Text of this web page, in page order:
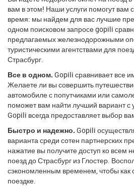
вам в этом! Наши услуги помогут вам
время: мы найдем для вас лучшие
одном поисковом запросе gopili
предлагаемых железнодорожными
туристическими агентствами для
Страсбург.
Все в одном. Gopili сравнивает все
Желаете ли вы совершить
автомобиле с попутчиками или
поможет вам найти лучший вариант с
Gopili всегда предоставляет выбор
Быстро и надежно. Gopili
варианта среди сотен партнерских
нажатие вы получите доступ ко всем
поезд до Страсбург из Глостер.
сэкономленным временем, чтобы как
поездке.